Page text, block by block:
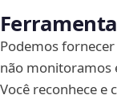
Podemos
não monitoramos
Você reconhece e